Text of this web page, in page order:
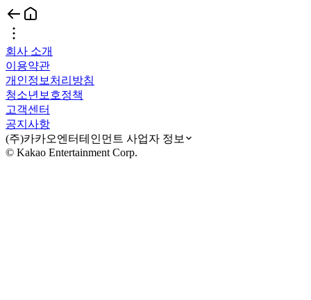
회사 소개
이용약관
개인정보처리방침
청소년보호정책
고객센터
공지사항
(주)카카오엔터테인먼트 사업자 정보
© Kakao Entertainment Corp.